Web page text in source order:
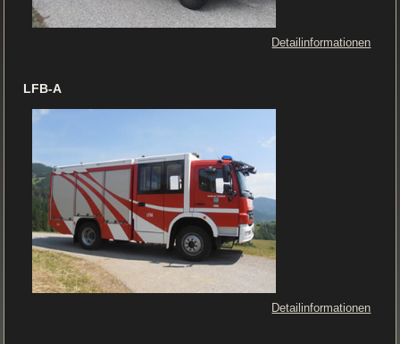
Detailinformationen
LFB-A
Detailinformationen